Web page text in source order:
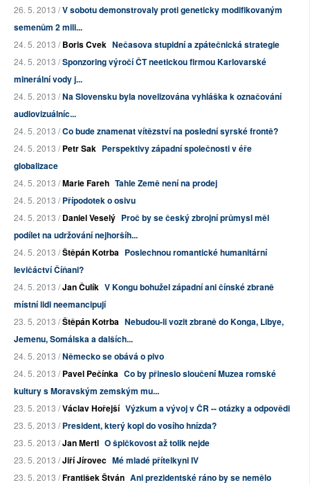
26. 5. 2013 /V sobotu demonstrovaly proti geneticky modifikovaným
semenům 2 mili...
24. 5. 2013 /Boris Cvek Nečasova stupidní a zpátečnická strategie
24. 5. 2013 /Sponzoring výročí ČT neetickou firmou Karlovarské
minerální vody j...
24. 5. 2013 /Na Slovensku byla novelizována vyhláška k označování
audiovizuálníc...
24. 5. 2013 /Co bude znamenat vítězství na poslední syrské frontě?
24. 5. 2013 /Petr Sak Perspektivy západní společnosti v éře
globalizace
24. 5. 2013 /Marie Fareh Tahle Země není na prodej
24. 5. 2013 /Přípodotek o osivu
24. 5. 2013 /Daniel Veselý Proč by se český zbrojní průmysl měl
podílet na udržování nejhoršíh...
24. 5. 2013 /Štěpán Kotrba Poslechnou romantické humanitární
levičáctví Číňani?
24. 5. 2013 /Jan Čulík V Kongu bohužel západní ani čínské zbraně
místní lidi neemancipují
23. 5. 2013 /Štěpán Kotrba Nebudou-li vozit zbraně do Konga, Libye,
Jemenu, Somálska a dalších...
24. 5. 2013 /Německo se obává o pivo
24. 5. 2013 /Pavel Pečínka Co by přineslo sloučení Muzea romské
kultury s Moravským zemským mu...
23. 5. 2013 /Václav Hořejší Výzkum a vývoj v ČR -- otázky a odpovědi
23. 5. 2013 /President, který kopl do vosího hnízda?
23. 5. 2013 /Jan Mertl O špičkovost až tolik nejde
23. 5. 2013 /Jiří Jírovec Mé mladé přítelkyni IV
23. 5. 2013 /František Štván Ani prezidentské ráno by se nemělo